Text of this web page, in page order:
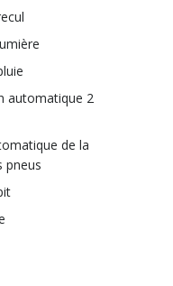
automatique 2
de la
pneus